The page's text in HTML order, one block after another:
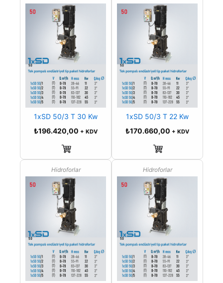
1xSD 50/3 T 30 Kw
₺196.420,00 + KDV
Sepete Ekle
1xSD 50/3 T 22 Kw
₺170.660,00 + KDV
Sepete Ekle
Hidroforlar Hidroforlar